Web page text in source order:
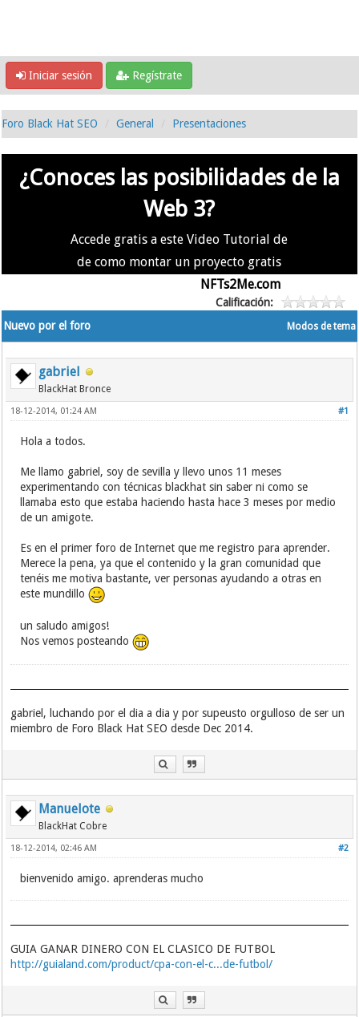
Iniciar sesión Regístrate
Foro Black Hat SEO General Presentaciones
¿Conoces las posibilidades de la
Web 3?
Accede gratis a este Video Tutorial de
de como montar un proyecto gratis
NFTs2Me.com
Calificación:
Modos de tema
Nuevo por el foro
gabriel
BlackHat Bronce
#1
18-12-2014, 01:24 AM
Hola a todos.
Me llamo gabriel, soy de sevilla y llevo unos 11 meses
experimentando con técnicas blackhat sin saber ni como se
llamaba esto que estaba haciendo hasta hace 3 meses por medio
de un amigote.
Es en el primer foro de Internet que me registro para aprender.
Merece la pena, ya que el contenido y la gran comunidad que
tenéis me motiva bastante, ver personas ayudando a otras en
este mundillo
un saludo amigos!
Nos vemos posteando
gabriel, luchando por el dia a dia y por supeusto orgulloso de ser un
miembro de Foro Black Hat SEO desde Dec 2014.
Manuelote
BlackHat Cobre
#2
18-12-2014, 02:46 AM
bienvenido amigo. aprenderas mucho
GUIA GANAR DINERO CON EL CLASICO DE FUTBOL
http://guialand.com/product/cpa-con-el-c...de-futbol/